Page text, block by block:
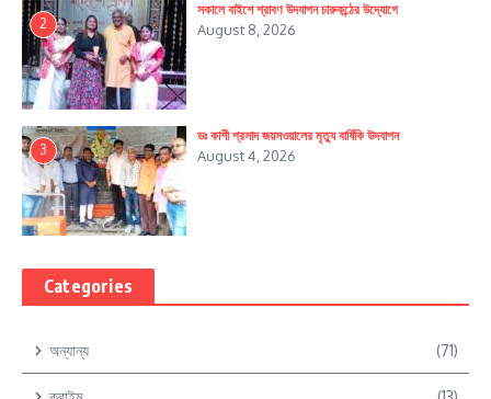
2
সকালে বাইশে শ্রাবণ উদযাপন চারুকন্ঠের উদ্যোগে
August 8, 2026
3
ডঃ কাশী প্রসাদ জয়সওয়ালের মৃত্যু বার্ষিকি উদযাপন
August 4, 2026
Categories
অন্যান্য (71)